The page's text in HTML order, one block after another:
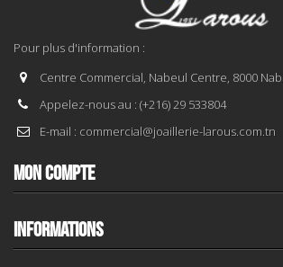
Pour plus d'information :
Centre Commercial, Nabeul Centre, 8000
Appelez-nous au : (+216) 29 533804
E-mail : commercial@joaillerie-larous.com.tn
MON COMPTE
INFORMATIONS